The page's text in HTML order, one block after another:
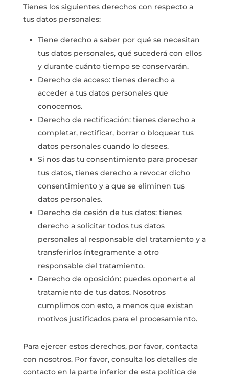
Tienes los siguientes derechos con respecto a
tus datos personales:
Tiene derecho a saber por qué se necesitan
tus datos personales, qué sucederá con ellos
y durante cuánto tiempo se conservarán.
Derecho de acceso: tienes derecho a
acceder a tus datos personales que
conocemos.
Derecho de rectificación: tienes derecho a
completar, rectificar, borrar o bloquear tus
datos personales cuando lo desees.
Si nos das tu consentimiento para procesar
tus datos, tienes derecho a revocar dicho
consentimiento y a que se eliminen tus
datos personales.
Derecho de cesión de tus datos: tienes
derecho a solicitar todos tus datos
personales al responsable del tratamiento y a
transferirlos íntegramente a otro
responsable del tratamiento.
Derecho de oposición: puedes oponerte al
tratamiento de tus datos. Nosotros
cumplimos con esto, a menos que existan
motivos justificados para el procesamiento.
Para ejercer estos derechos, por favor, contacta
con nosotros. Por favor, consulta los detalles de
contacto en la parte inferior de esta política de